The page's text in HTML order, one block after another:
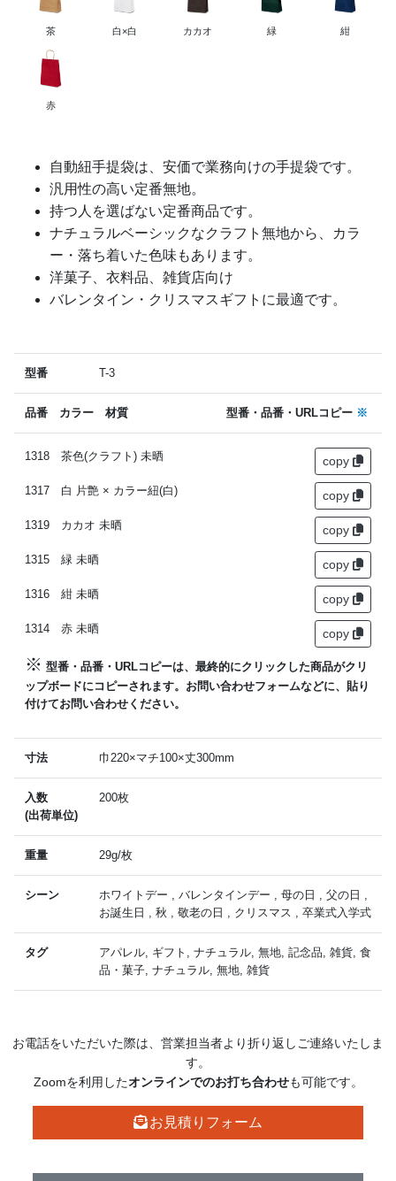
茶 白×白 カカオ 緑 紺
赤
自動紐手提袋は、安価で業務向けの手提袋です。
汎用性の高い定番無地。
持つ人を選ばない定番商品です。
ナチュラルベーシックなクラフト無地から、カラ
ー・落ち着いた色味もあります。
洋菓子、衣料品、雑貨店向け
バレンタイン・クリスマスギフトに最適です。
型番 T-3
品番 カラー 材質 型番・品番・URLコピー ※
1318 茶色(クラフト) 未晒 copy
1317 白 片艶 × カラー紐(白) copy
1319 カカオ 未晒 copy
1315 緑 未晒 copy
1316 紺 未晒 copy
1314 赤 未晒 copy
※ 型番・品番・URLコピーは、最終的にクリックした商品がクリ
ップボードにコピーされます。お問い合わせフォームなどに、貼り
付けてお問い合わせください。
寸法 巾220×マチ100×丈300mm
入数
(出荷単位)
200枚
重量 29g/枚
シーン
ホワイトデー , バレンタインデー , 母の日 , 父の日 ,
お誕生日 , 秋 , 敬老の日 , クリスマス , 卒業式入学式
タグ
アパレル, ギフト, ナチュラル, 無地, 記念品, 雑貨, 食
品・菓子, ナチュラル, 無地, 雑貨
お電話をいただいた際は、営業担当者より折り返しご連絡いたしま
す。
Zoomを利用したオンラインでのお打ち合わせも可能です。
お見積り フォーム